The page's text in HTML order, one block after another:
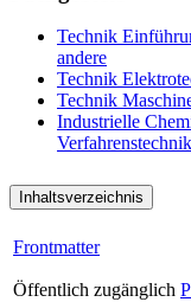
Technik
andere
Technik
Technik
Industrielle
Verfahrenstechnik
Inhaltsverzeichnis
Frontmatter
Öffentlich zugänglich